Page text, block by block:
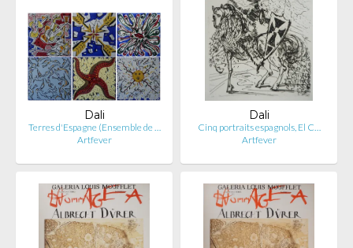
Dali
Terres d'Espagne (Ensemble de …
Artfever
Dali
Cinq portraits espagnols, El C…
Artfever